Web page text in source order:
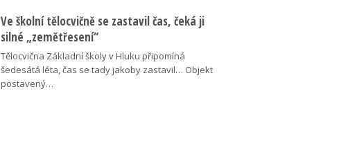
Ve školní tělocvičně se zastavil čas, čeká ji
silné „zemětřesení“
Tělocvična Základní školy v Hluku připomíná
šedesátá léta, čas se tady jakoby zastavil… Objekt
postavený…